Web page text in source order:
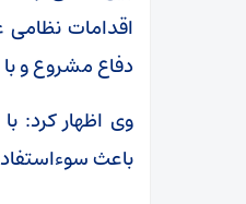
اقدامات
دفاع مشروع و
وی اظهار کرد:
باعث